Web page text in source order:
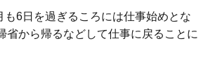
も6日を過ぎるころには仕事始めとな
省から帰るなどして仕事に戻ることに